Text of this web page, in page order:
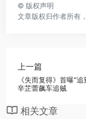
© 版权声明
文章版权归作者所有
上一篇
《失而复得》首曝“
辛芷蕾飙车追贼
相关文章